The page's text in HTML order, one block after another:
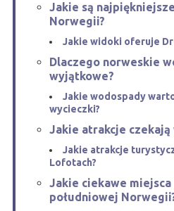
Jakie są
Norwegii?
Jakie widoki oferuje
Dlaczego norweskie
wyjątkowe?
Jakie wodospady
wycieczki?
Jakie atrakcje czekają
Jakie atrakcje
Lofotach?
Jakie ciekawe
południowej